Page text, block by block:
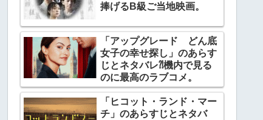
捧げるB級ご当地映画。
「アップグレード どん底
女子の幸せ探し」のあらす
じとネタバレ⁈機内で見る
のに最高のラブコメ。
「ヒコット・ランド・マー
チ」のあらすじとネタバ